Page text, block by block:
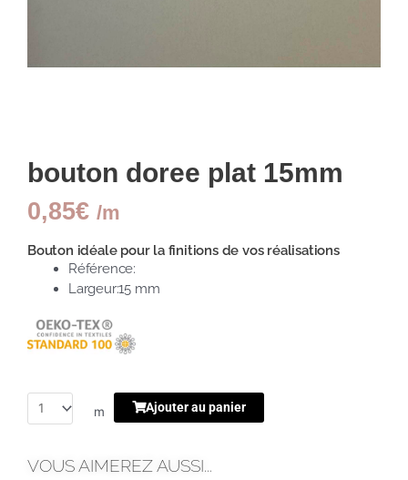
bouton doree plat 15mm
0,85€ /m
Bouton idéale pour la finitions de vos réalisations
Référence:
Largeur:15 mm
m Ajouter au panier
VOUS AIMEREZ AUSSI...